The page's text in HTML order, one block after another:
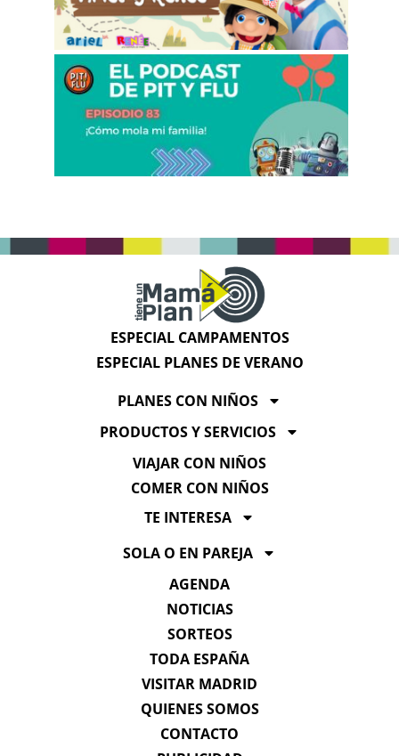
ESPECIAL CAMPAMENTOS
ESPECIAL PLANES DE VERANO
PLANES CON NIÑOS
PRODUCTOS Y SERVICIOS
VIAJAR CON NIÑOS
COMER CON NIÑOS
TE INTERESA
SOLA O EN PAREJA
AGENDA
NOTICIAS
SORTEOS
TODA ESPAÑA
VISITAR MADRID
QUIENES SOMOS
CONTACTO